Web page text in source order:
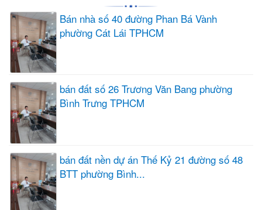
Bán nhà số 40 đường Phan Bá Vành
phường Cát Lái TPHCM
bán đất số 26 Trương Văn Bang phường
Bình Trưng TPHCM
bán đất nền dự án Thế Kỷ 21 đường số 48
BTT phường Bình...